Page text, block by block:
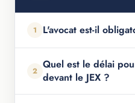
1 L'avocat est-il
2 Quel est le délai
devant le JEX ?